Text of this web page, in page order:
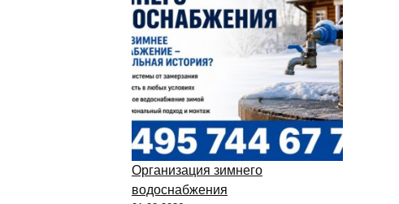
Организация зимнего
водоснабжения